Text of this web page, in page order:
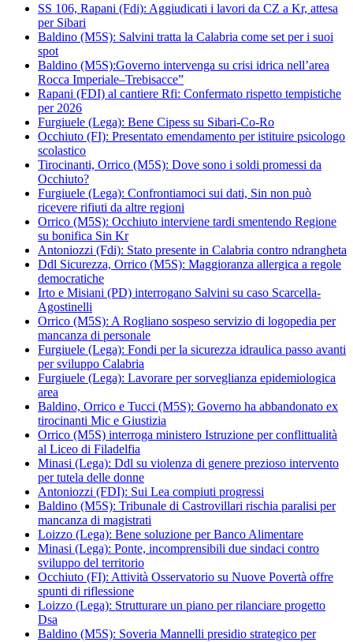
SS 106, Rapani (Fdi): Aggiudicati i lavori da CZ a Kr, attesa
per Sibari
Baldino (M5S): Salvini tratta la Calabria come set per i suoi
spot
Baldino (M5S):Governo intervenga su crisi idrica nell’area
Rocca Imperiale–Trebisacce”
Rapani (FDI) al cantiere Rfi: Confermato rispetto tempistiche
per 2026
Furgiuele (Lega): Bene Cipess su Sibari-Co-Ro
Occhiuto (FI): Presentato emendamento per istituire psicologo
scolastico
Tirocinanti, Orrico (M5S): Dove sono i soldi promessi da
Occhiuto?
Furgiuele (Lega): Confrontiamoci sui dati, Sin non può
ricevere rifiuti da altre regioni
Orrico (M5S): Occhiuto interviene tardi smentendo Regione
su bonifica Sin Kr
Antoniozzi (Fdi): Stato presente in Calabria contro ndrangheta
Ddl Sicurezza, Orrico (M5S): Maggioranza allergica a regole
democratiche
Irto e Misiani (PD) interrogano Salvini su caso Scarcella-
Agostinelli
Orrico (M5S): A Rogliano sospeso servizio di logopedia per
mancanza di personale
Furgiuele (Lega): Fondi per la sicurezza idraulica passo avanti
per sviluppo Calabria
Furgiuele (Lega): Lavorare per sorveglianza epidemiologica
area
Baldino, Orrico e Tucci (M5S): Governo ha abbandonato ex
tirocinanti Mic e Giustizia
Orrico (M5S) interroga ministero Istruzione per conflittualità
al Liceo di Filadelfia
Minasi (Lega): Ddl su violenza di genere prezioso intervento
per tutela delle donne
Antoniozzi (FDI): Sui Lea compiuti progressi
Baldino (M5S): Tribunale di Castrovillari rischia paralisi per
mancanza di magistrati
Loizzo (Lega): Bene soluzione per Banco Alimentare
Minasi (Lega): Ponte, incomprensibili due sindaci contro
sviluppo del territorio
Occhiuto (FI): Attività Osservatorio su Nuove Povertà offre
spunti di riflessione
Loizzo (Lega): Strutturare un piano per rilanciare progetto
Dsa
Baldino (M5S): Soveria Mannelli presidio strategico per